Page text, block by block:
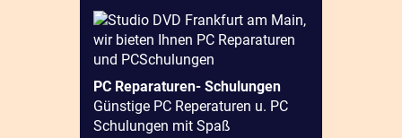
PC Reparaturen- Schulungen
Günstige PC Reperaturen u. PC
Schulungen mit Spaß